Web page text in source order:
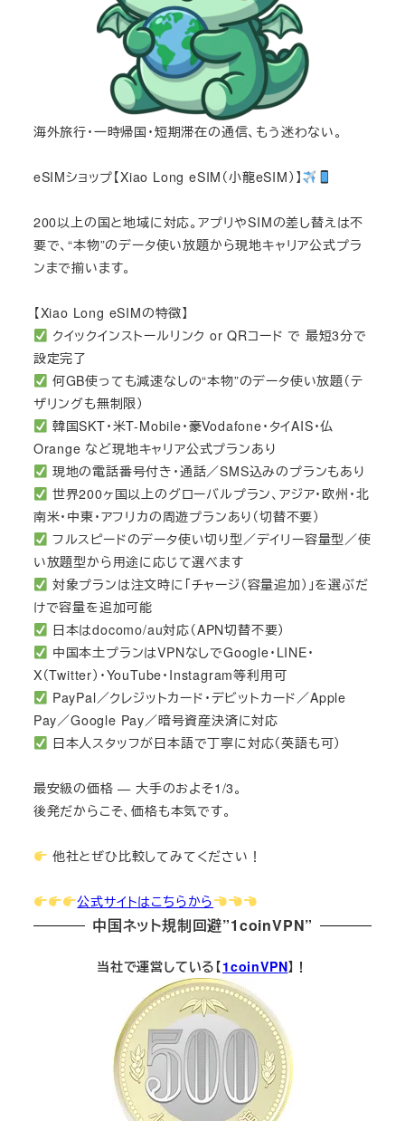
海外旅行・一時帰国・短期滞在の通信、もう迷わない。
eSIMショップ【Xiao Long eSIM（小龍eSIM）】
200以上の国と地域に対応。アプリやSIMの差し替えは不
要で、“本物”のデータ使い放題から現地キャリア公式プラ
ンまで揃います。
【Xiao Long eSIMの特徴】
クイックインストールリンク or QRコード で 最短3分で
設定完了
何GB使っても減速なしの“本物”のデータ使い放題（テ
ザリングも無制限）
韓国SKT・米T-Mobile・豪Vodafone・タイAIS・仏
Orange など現地キャリア公式プランあり
現地の電話番号付き・通話／SMS込みのプランもあり
世界200ヶ国以上のグローバルプラン、アジア・欧州・北
南米・中東・アフリカの周遊プランあり（切替不要）
フルスピードのデータ使い切り型／デイリー容量型／使
い放題型から用途に応じて選べます
対象プランは注文時に「チャージ（容量追加）」を選ぶだ
けで容量を追加可能
日本はdocomo/au対応（APN切替不要）
中国本土プランはVPNなしでGoogle・LINE・
X（Twitter）・YouTube・Instagram等利用可
PayPal／クレジットカード・デビットカード／Apple
Pay／Google Pay／暗号資産決済に対応
日本人スタッフが日本語で丁寧に対応（英語も可）
最安級の価格 — 大手のおよそ1/3。
後発だからこそ、価格も本気です。
他社とぜひ比較してみてください！
公式サイトはこちらから
中国ネット規制回避”1coinVPN”
当社で運営している【1coinVPN】！